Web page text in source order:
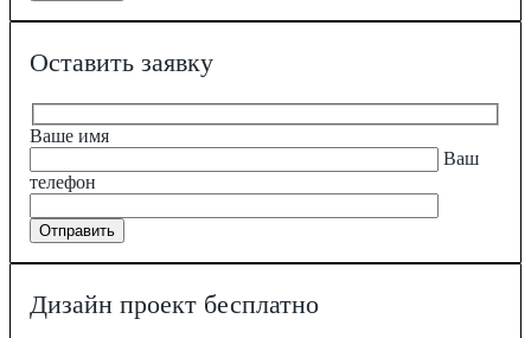
Оставить заявку
Ваше имя
Ваш
телефон
Дизайн проект бесплатно